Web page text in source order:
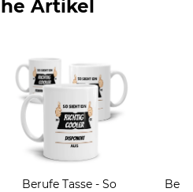
Artikel
Berufe Tasse - So